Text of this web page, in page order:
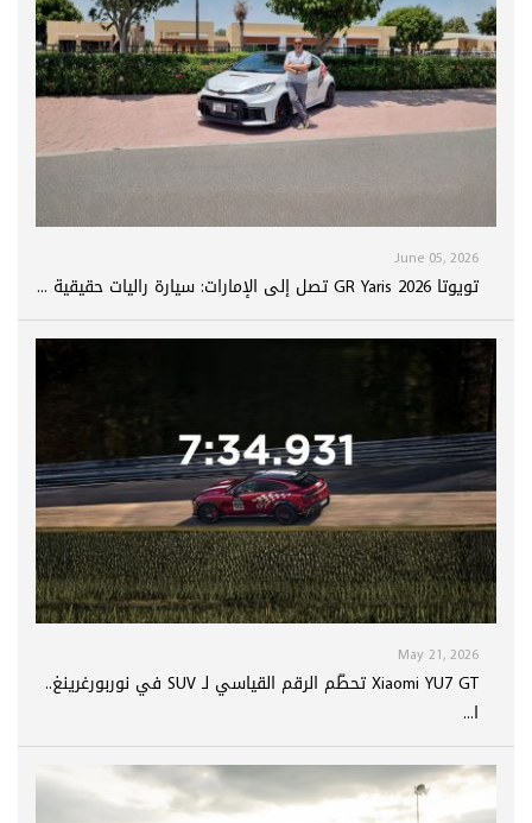
June 05, 2026
تويوتا GR Yaris 2026 تصل إلى الإمارات: سيارة راليات حقيقية ...
May 21, 2026
Xiaomi YU7 GT تحطّم الرقم القياسي لـ SUV في نوربورغرينغ..
ا...